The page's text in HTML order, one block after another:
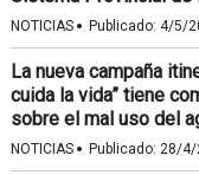
NOTICIAS · Publicado: 4/5/
La nueva campaña
cuida la vida” tiene
sobre el mal uso del
NOTICIAS · Publicado: 28/4/